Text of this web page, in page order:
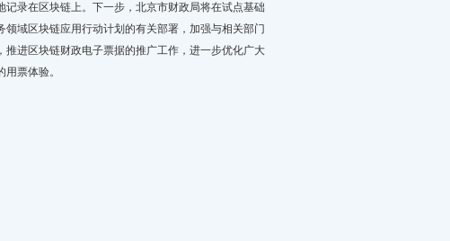
记录在区块链上。下一步，北京市财政局将在试点基础
领域区块链应用行动计划的有关部署，加强与相关部门
推进区块链财政电子票据的推广工作，进一步优化广大
票体验。